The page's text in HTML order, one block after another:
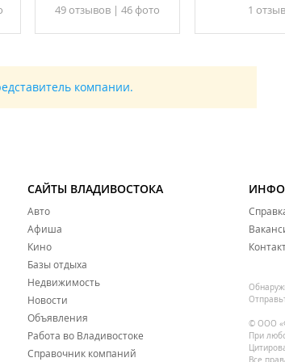
турнира по математике «Мёбиус».
49 отзывов | 46 фото 1 отзыв
компании.
САЙТЫ ВЛАДИВОСТОКА
Авто
Афиша
Кино
Базы отдыха
Недвижимость
Новости
Объявления
Работа во Владивостоке
Справочник компаний
© ООО
При